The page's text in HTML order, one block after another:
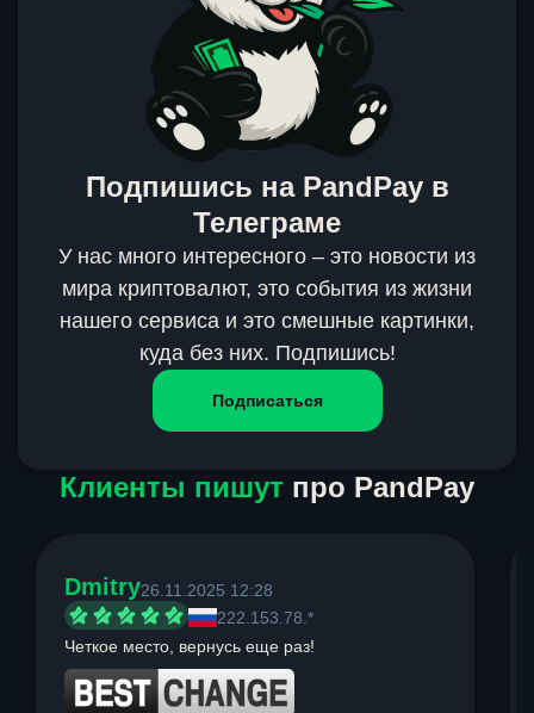
Подпишись на PandPay в
Телеграме
У нас много интересного – это новости из
мира криптовалют, это события из жизни
нашего сервиса и это смешные картинки,
куда без них. Подпишись!
Подписаться
Клиенты пишут про PandPay
Dmitry26.11.2025 12:28
222.153.78.*
Четкое место, вернусь еще раз!